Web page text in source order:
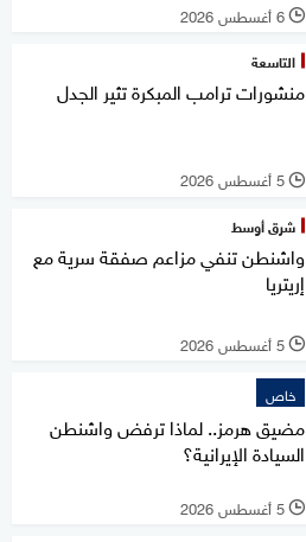
l 6 أغسطس 2026
التاسعة
منشورات ترامب المبكرة تثير الجدل
l 5 أغسطس 2026
شرق أوسط
واشنطن تنفي مزاعم صفقة سرية مع
إريتريا
l 5 أغسطس 2026
خاص
مضيق هرمز.. لماذا ترفض واشنطن
السيادة الإيرانية؟
l 5 أغسطس 2026